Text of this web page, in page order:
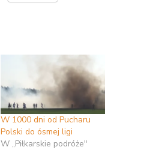
W 1000 dni od Pucharu
Polski do ósmej ligi
W „Piłkarskie podróże"